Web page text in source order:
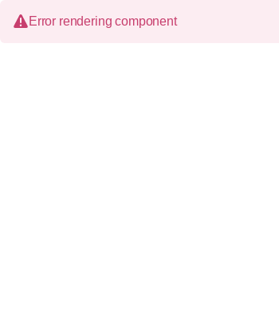
Error rendering component